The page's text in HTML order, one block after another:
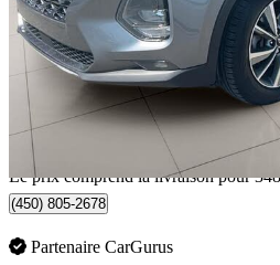
2.4L Preferred AWD with Dark
17 338 $
304 $/mois env.
Livraison à domicile de Mirabel, QC
Le prix comprend la livraison pour
(450) 805-2678
Partenaire CarGurus